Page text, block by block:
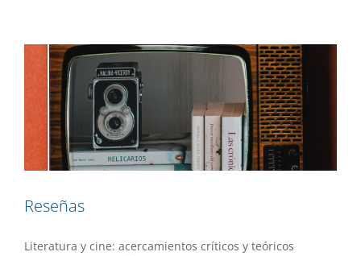
Reseñas
Literatura y cine: acercamientos críticos y teóricos